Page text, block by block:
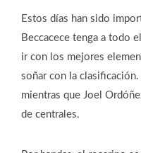
Estos días han sido
Beccacece tenga a todo
ir con los mejores
soñar con la
mientras que Joel
de centrales.